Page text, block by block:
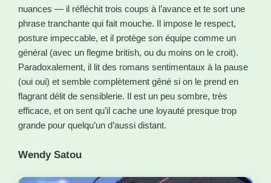
nuances — il réfléchit trois coups à l’avance et te sort une
phrase tranchante qui fait mouche. Il impose le respect,
posture impeccable, et il protège son équipe comme un
général (avec un flegme british, ou du moins on le croit).
Paradoxalement, il lit des romans sentimentaux à la pause
(oui oui) et semble complètement gêné si on le prend en
flagrant délit de sensiblerie. Il est un peu sombre, très
efficace, et on sent qu’il cache une loyauté presque trop
grande pour quelqu’un d’aussi distant.
Wendy Satou